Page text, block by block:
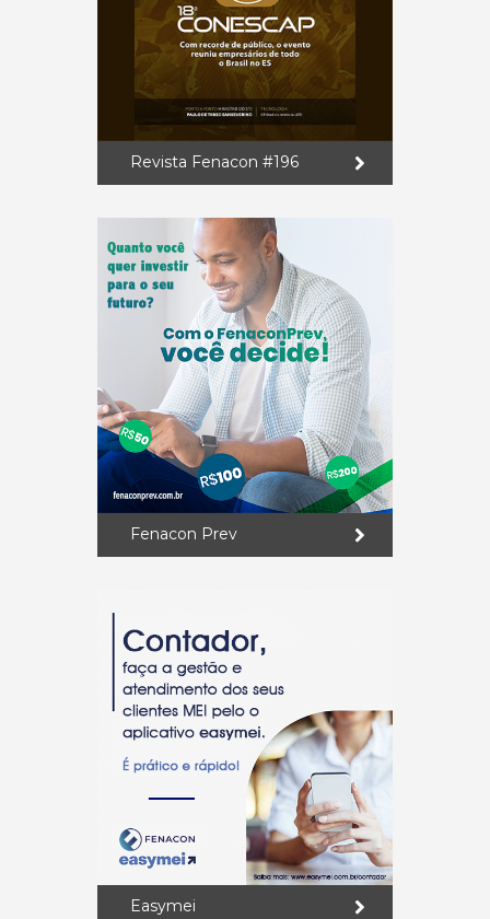
Revista Fenacon #196
Fenacon Prev
Easymei